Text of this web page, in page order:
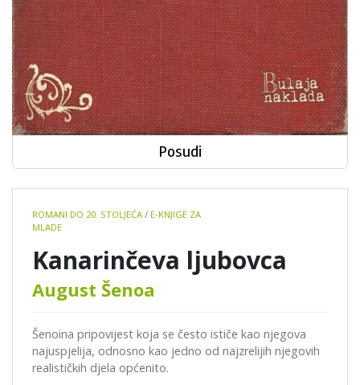
details
ROMANI DO 20. STOLJEĆA / E-KNJIGE ZA
MLADE
Kanarinčeva ljubovca
August Šenoa
Šenoina pripovijest koja se često ističe kao njegova
najuspjelija, odnosno kao jedno od najzrelijih njegovih
realističkih djela općenito.
Posudi